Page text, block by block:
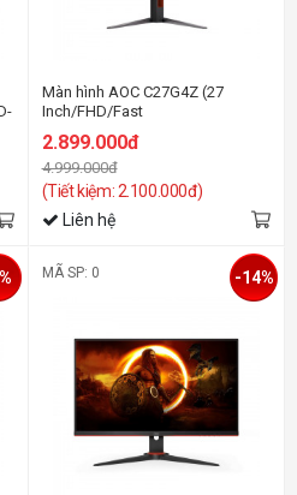
Màn hình AOC C27G4Z (27
Inch/FHD/Fast
VA/280Hz/0.3ms/Cong)
2.899.000đ
4.999.000đ
(Tiết kiệm: 2.100.000đ)
Liên hệ
MÃ SP: 0 -14%